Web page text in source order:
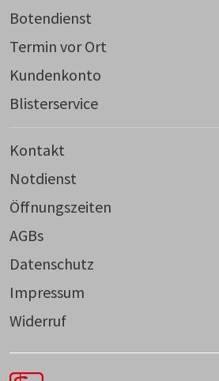
Botendienst
Termin vor Ort
Kundenkonto
Blisterservice
Kontakt
Notdienst
Öffnungszeiten
AGBs
Datenschutz
Impressum
Widerruf